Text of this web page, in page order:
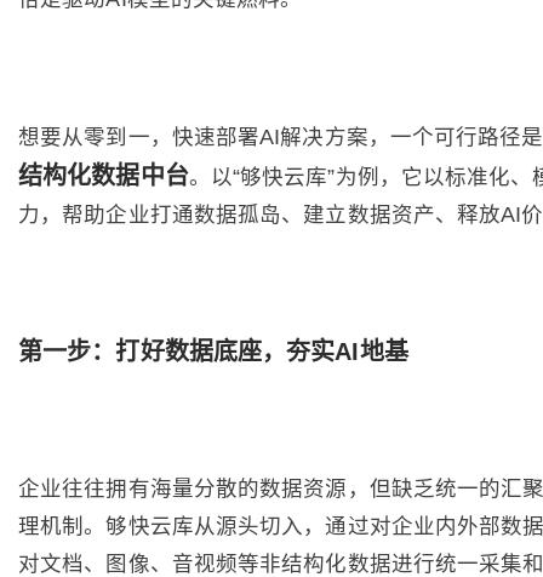
想要从零到一，快速部署AI解决方案，一个可行路
结构化数据中台。以“够快云库”为例，它以标准化、
力，帮助企业打通数据孤岛、建立数据资产、释放AI
第一步：打好数据底座，夯实AI地基
企业往往拥有海量分散的数据资源，但缺乏统一的汇
理机制。够快云库从源头切入，通过对企业内外部数
对文档、图像、音视频等非结构化数据进行统一采集